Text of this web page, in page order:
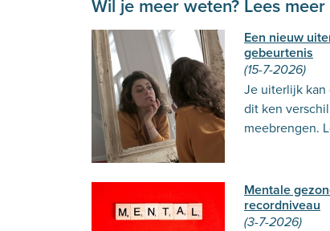
Wil je meer weten? Lees
Een nieuw
gebeurtenis
(15-7-2026)
Je uiterlijk kan
dit ken
meebrengen.
Mentale
recordniveau
(3-7-2026)